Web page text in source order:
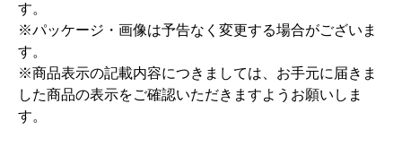
す。
※パッケージ・画像は予告なく変更する場合がございま
す。
※商品表示の記載内容につきましては、お手元に届きま
した商品の表示をご確認いただきますようお願いしま
す。